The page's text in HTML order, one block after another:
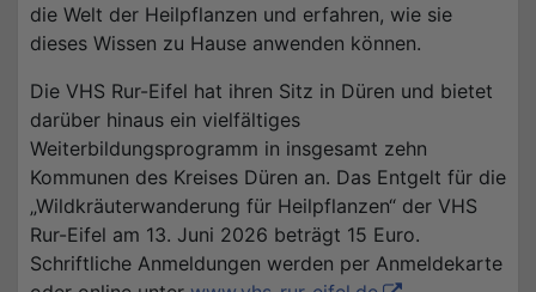
die Welt der Heilpflanzen und erfahren, wie sie
dieses Wissen zu Hause anwenden können.
Die VHS Rur-Eifel hat ihren Sitz in Düren und bietet
darüber hinaus ein vielfältiges
Weiterbildungsprogramm in insgesamt zehn
Kommunen des Kreises Düren an. Das Entgelt für die
„Wildkräuterwanderung für Heilpflanzen“ der VHS
Rur-Eifel am 13. Juni 2026 beträgt 15 Euro.
Schriftliche Anmeldungen werden per Anmeldekarte